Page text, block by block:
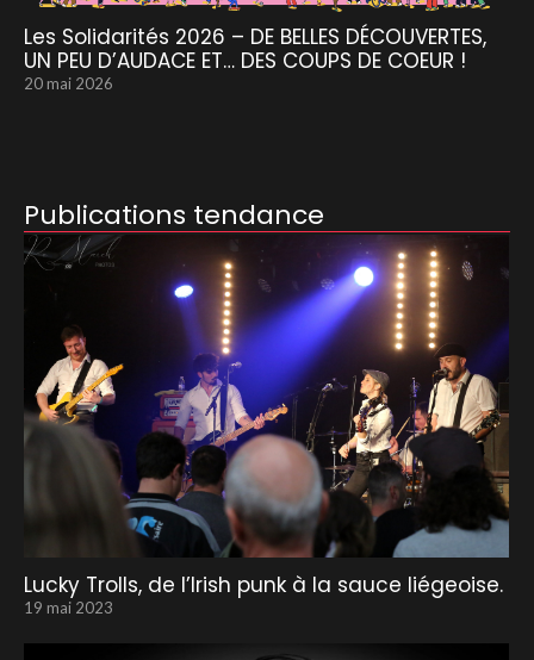
Les Solidarités 2026 – DE BELLES DÉCOUVERTES,
UN PEU D’AUDACE ET… DES COUPS DE COEUR !
20 mai 2026
Publications tendance
Lucky Trolls, de l’Irish punk à la sauce liégeoise.
19 mai 2023